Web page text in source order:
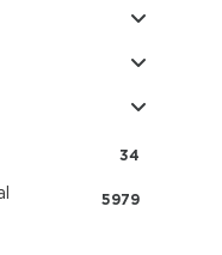
34
5979